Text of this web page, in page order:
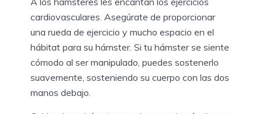
cardiovasculares. Asegúrate de proporcionar
una rueda de ejercicio y mucho espacio en el
hábitat para su hámster. Si tu hámster se siente
cómodo al ser manipulado, puedes sostenerlo
suavemente, sosteniendo su cuerpo con las dos
manos debajo.